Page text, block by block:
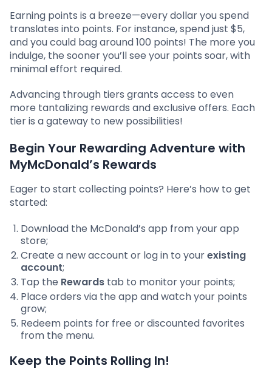
Earning points is a breeze—every dollar you spend
translates into points. For instance, spend just $5,
and you could bag around 100 points! The more you
indulge, the sooner you’ll see your points soar, with
minimal effort required.
Advancing through tiers grants access to even
more tantalizing rewards and exclusive offers. Each
tier is a gateway to new possibilities!
Begin Your Rewarding Adventure with
MyMcDonald’s Rewards
Eager to start collecting points? Here’s how to get
started:
Download the McDonald’s app from your app
store;
Create a new account or log in to yourexisting
account;
Tap the Rewards tab to monitor your points;
Place orders via the app and watch your points
grow;
Redeem points for free or discounted favorites
from the menu.
Keep the Points Rolling In!